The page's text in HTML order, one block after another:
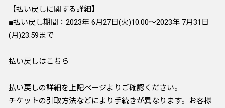
【払い戻しに関する詳細】
■払い戻し期間：2023年 6月27日(火)10:00～2023年 7月31日
(月)23:59まで
払い戻しはこちら
払い戻しの詳細を上記ページよりご確認ください。
チケットの引取方法などにより手続きが異なります。お客様